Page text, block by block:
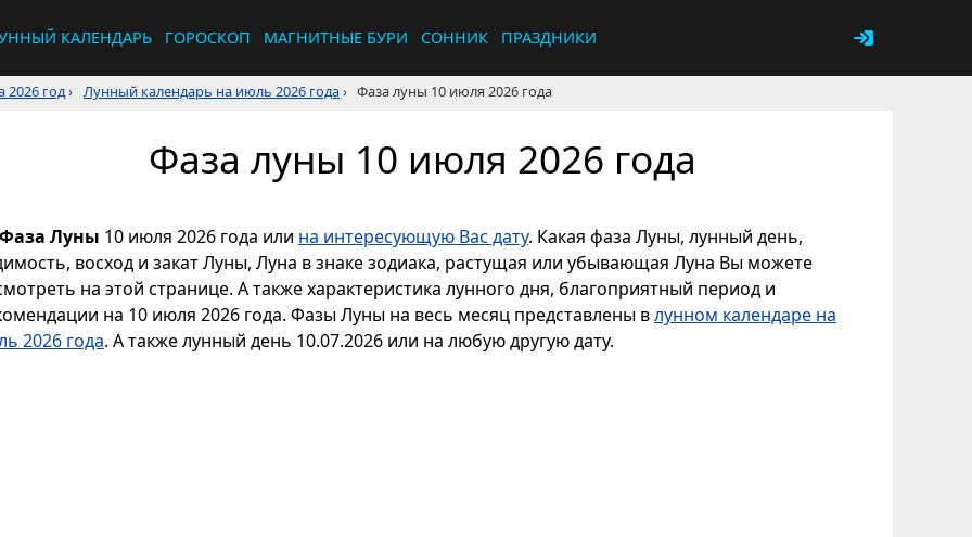
КАЛЕНДАРЬ ГОРОСКОП МАГНИТНЫЕ БУРИ СОННИК ПРАЗДНИКИ
2026 год› Лунный календарь на июль 2026 года› Фаза луны 10 июля 2026 года
Фаза луны 10 июля 2026 года
Фаза Луны 10 июля 2026 года или на интересующую Вас дату. Какая фаза Луны, лунный день,
восход и закат Луны, Луна в знаке зодиака, растущая или убывающая Луна Вы можете
на этой странице. А также характеристика лунного дня, благоприятный период и
на 10 июля 2026 года. Фазы Луны на весь месяц представлены влунном календаре на
2026 года. А также лунный день 10.07.2026 или на любую другую дату.